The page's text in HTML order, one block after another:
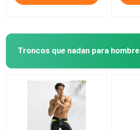
Troncos que nadan para hombre